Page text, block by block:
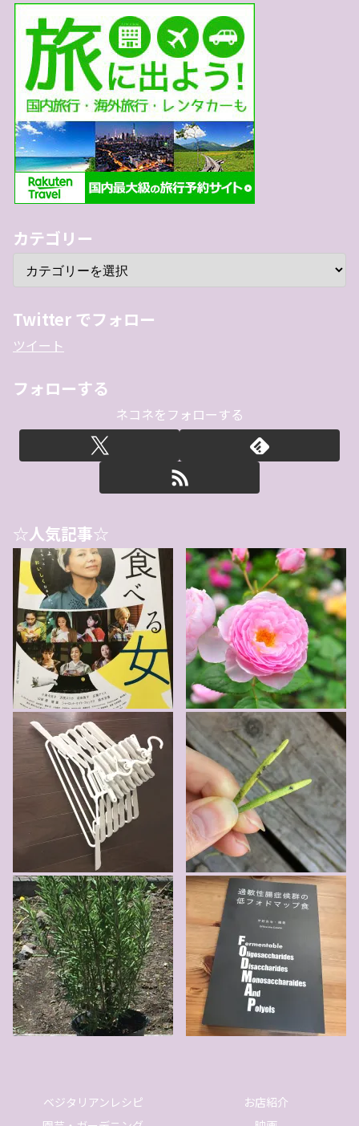
カテゴリー
Twitter でフォロー
ツイート
フォローする
ネコネをフォローする
☆人気記事☆
ベジタリアンレシピ
お店紹介